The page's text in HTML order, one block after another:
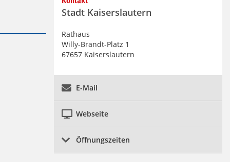
Weiterführendes
Stadt Kaiserslautern
Rathaus
Willy-Brandt-Platz 1
67657 Kaiserslautern
E-Mail
Webseite
Öffnungszeiten